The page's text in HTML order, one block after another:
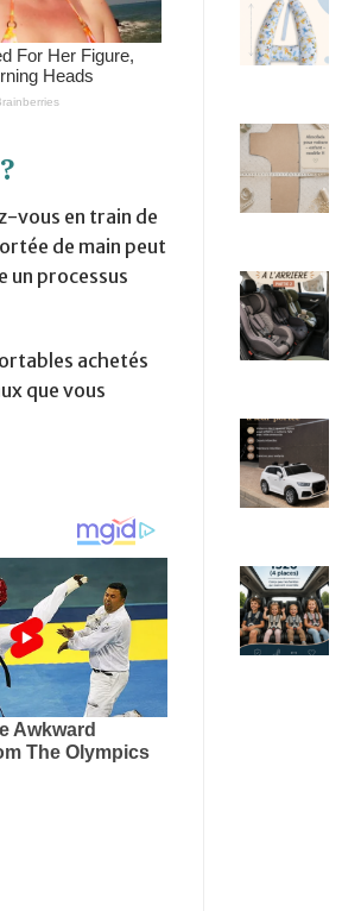
vous en train de
de main peut
un processus
achetés
que vous